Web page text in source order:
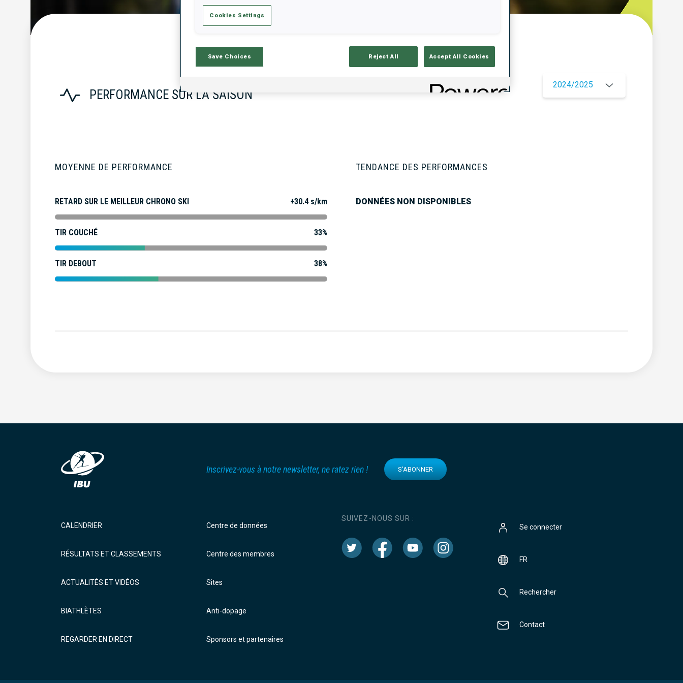
PERFORMANCE SUR LA SAISON
2024/2025
MOYENNE DE PERFORMANCE
RETARD SUR LE MEILLEUR CHRONO SKI +30.4 s/km
TIR COUCHÉ 33%
TIR DEBOUT 38%
TENDANCE DES PERFORMANCES
DONNÉES NON DISPONIBLES
Inscrivez-vous à notre newsletter, ne ratez rien ! S'ABONNER
CALENDRIER
RÉSULTATS ET CLASSEMENTS
ACTUALITÉS ET VIDÉOS
BIATHLÈTES
REGARDER EN DIRECT
Centre de données
Centre des membres
Sites
Anti-dopage
Sponsors et partenaires
SUIVEZ-NOUS SUR :
Se connecter
FR
Rechercher
Contact
Cookies Settings
Save Choices Reject All Accept All Cookies